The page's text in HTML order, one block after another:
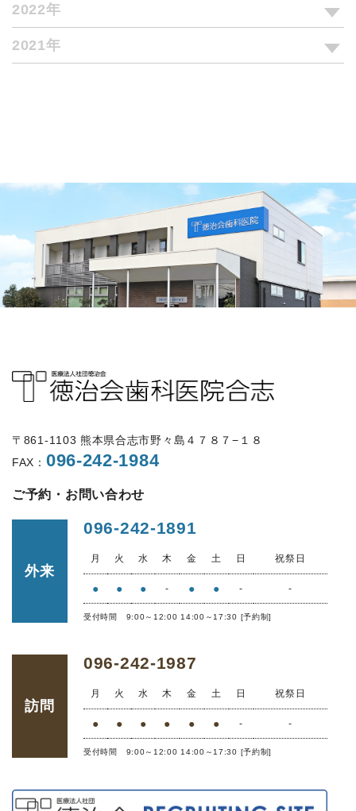
2022年
2021年
〒861-1103 熊本県合志市野々島４７８７−１８
FAX： 096-242-1984
ご予約・お問い合わせ
外来
096-242-1891
月 火 水 木 金 土 日 祝祭日
● ● ● - ● ● - -
受付時間 9:00～12:00 14:00～17:30 [予約制]
訪問
096-242-1987
月 火 水 木 金 土 日 祝祭日
● ● ● ● ● ● - -
受付時間 9:00～12:00 14:00～17:30 [予約制]